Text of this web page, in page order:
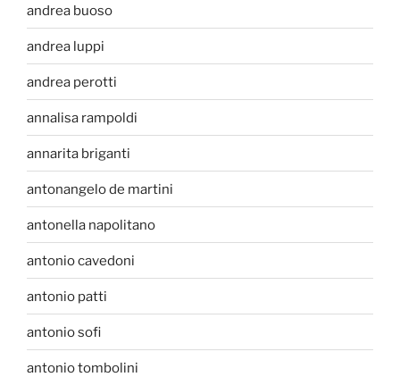
andrea buoso
andrea luppi
andrea perotti
annalisa rampoldi
annarita briganti
antonangelo de martini
antonella napolitano
antonio cavedoni
antonio patti
antonio sofi
antonio tombolini